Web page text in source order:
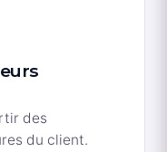
des
du client.